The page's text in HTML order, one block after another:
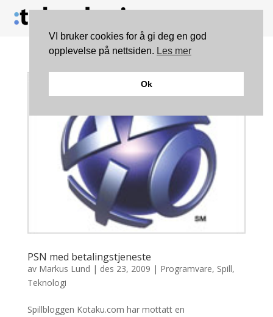
PSN med betalingstjeneste
av Markus Lund | des 23, 2009 | Programvare, Spill,
Teknologi
Spillbloggen Kotaku.com har mottatt en
VI bruker cookies for å gi deg en god
opplevelse på nettsiden. Les mer
Ok